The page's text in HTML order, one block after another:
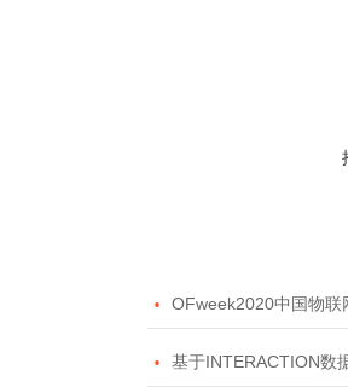
 OFweek2020中国物联
 基于INTERACTION数据集的